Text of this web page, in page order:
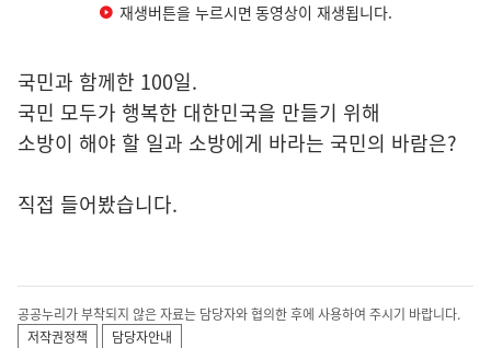
재생버튼을 누르시면 동영상이 재생됩니다.
국민과 함께한 100일.
국민 모두가 행복한 대한민국을 만들기 위해
소방이 해야 할 일과 소방에게 바라는 국민의 바람은?
직접 들어봤습니다.
공공누리가 부착되지 않은 자료는 담당자와 협의한 후에 사용하여 주시기 바랍니다.
저작권정책
담당자안내